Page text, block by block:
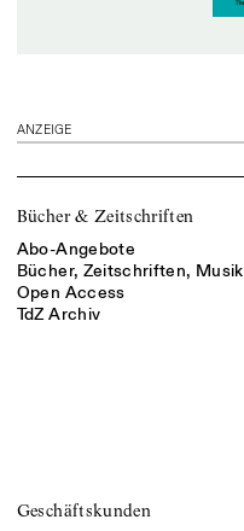
ANZEIGE
Bücher & Zeitschriften
Abo-Angebote
Bücher, Zeitschriften, Musik
Open Access
TdZ Archiv
Geschäftskunden